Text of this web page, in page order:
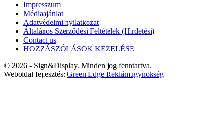
Impresszum
Médiaajánlat
Adatvédelmi nyilatkozat
Általános Szerződési Feltételek (Hirdetési)
Contact us
HOZZÁSZÓLÁSOK KEZELÉSE
© 2026 - Sign&Display. Minden jog fenntartva.
Weboldal fejlesztés: Green Edge Reklámügynökség